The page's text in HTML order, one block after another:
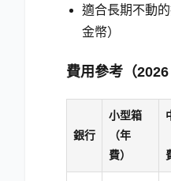
適合長期不動
金幣）
費用參考（2026
銀行
小型箱
（年
費）